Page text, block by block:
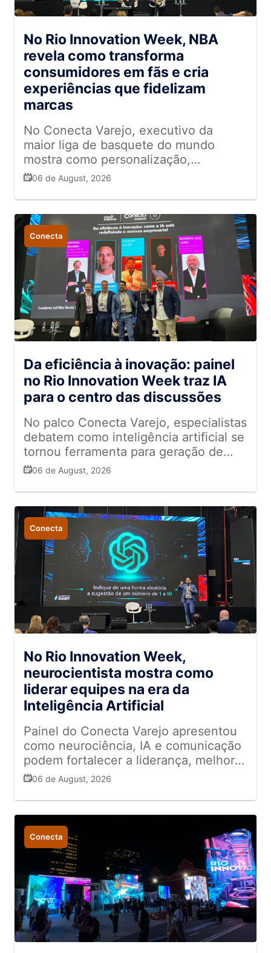
No Rio Innovation Week, NBA
revela como transforma
consumidores em fãs e cria
experiências que fidelizam
marcas
No Conecta Varejo, executivo da
maior liga de basquete do mundo
mostra como personalização,
entretenimento e conexão emocional
com o público e inspiram estratégias
para o varejo
06 de August, 2026
Conecta
Da eficiência à inovação: painel
no Rio Innovation Week traz IA
para o centro das discussões
No palco Conecta Varejo, especialistas
debatem como inteligência artificial se
tornou ferramenta para geração de
valor
06 de August, 2026
Conecta
No Rio Innovation Week,
neurocientista mostra como
liderar equipes na era da
Inteligência Artificial
Painel do Conecta Varejo apresentou
como neurociência, IA e comunicação
podem fortalecer a liderança, melhorar
a tomada de decisões e impulsionar
06 de August, 2026
Conecta